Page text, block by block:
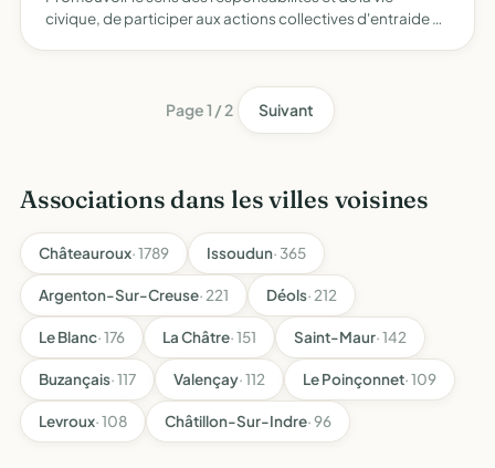
civique, de participer aux actions collectives d'entraide et
Page 1 / 2 Suivant
Associations dans les villes voisines
Châteauroux· 1789 Issoudun· 365
Argenton-Sur-Creuse· 221 Déols· 212
Le Blanc· 176 La Châtre· 151 Saint-Maur· 142
Buzançais· 117 Valençay· 112 Le Poinçonnet· 109
Levroux· 108 Châtillon-Sur-Indre· 96